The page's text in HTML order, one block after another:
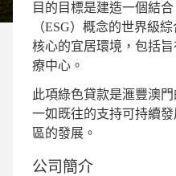
目的目標是建造一個結
（ESG）概念的世界級
核⼼的宜居環境，包括
療中心。
此項綠色貸款是滙豐澳
一如既往的支持可持續
區的發展。
公司簡介